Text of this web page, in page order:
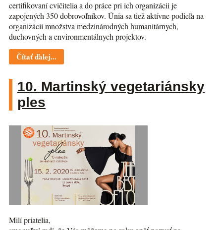
certifikovaní cvičitelia a do práce pri ich organizácii je
zapojených 350 dobrovoľníkov. Únia sa tiež aktívne podieľa na
organizácii množstva medzinárodných humanitárnych,
duchovných a environmentálnych projektov.
Čítať ďalej...
10. Martinský vegetariánsky
ples
Milí priatelia,